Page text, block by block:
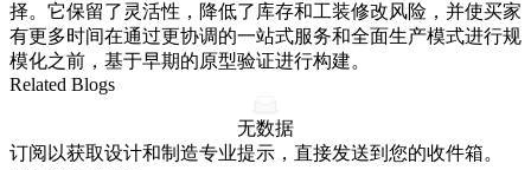
择。它保留了灵活性，降低了库存和工装修改风险，并使买家
有更多时间在通过更协调的一站式服务和全面生产模式进行规
模化之前，基于早期的原型验证进行构建。
Related Blogs
无数据
订阅以获取设计和制造专业提示，直接发送到您的收件箱。